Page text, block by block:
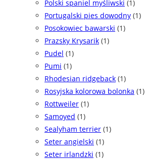
Polski spaniel myśliwski (1)
Portugalski pies dowodny (1)
Posokowiec bawarski (1)
Prazsky Krysarik (1)
Pudel (1)
Pumi (1)
Rhodesian ridgeback (1)
Rosyjska kolorowa bolonka (1)
Rottweiler (1)
Samoyed (1)
Sealyham terrier (1)
Seter angielski (1)
Seter irlandzki (1)